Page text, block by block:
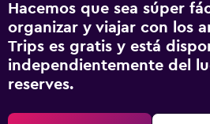
Hacemos que sea súper
organizar y viajar con los
Trips es gratis y está
independientemente del
reserves.